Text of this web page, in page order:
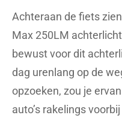
Achteraan de fiets
Max 250LM
bewust voor dit
dag urenlang op de
opzoeken, zou je
auto’s rakelings